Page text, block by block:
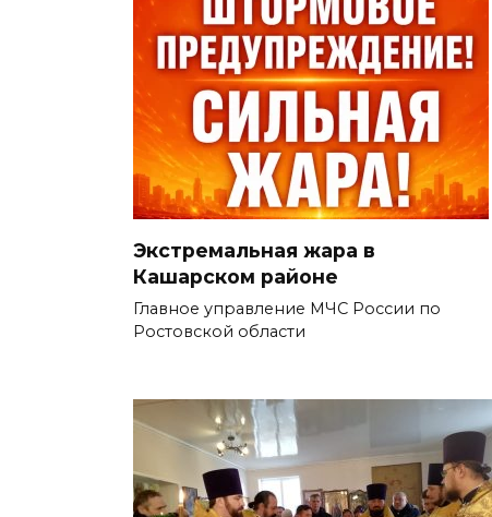
Экстремальная жара в
Кашарском районе
Главное управление МЧС России по
Ростовской области